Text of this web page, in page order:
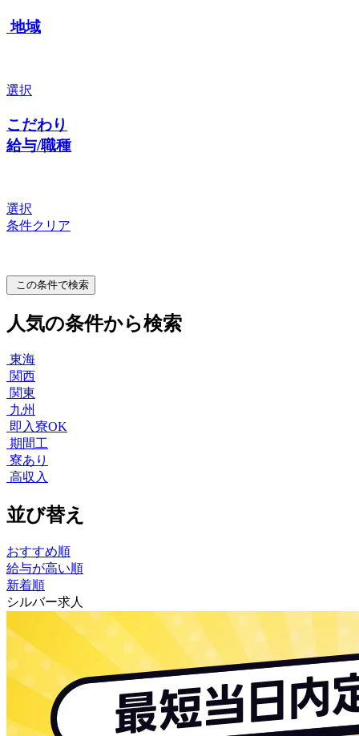
地域
選択
こだわり
給与/職種
選択
条件クリア
この条件で検索
人気の条件から検索
東海
関西
関東
九州
即入寮OK
期間工
寮あり
高収入
並び替え
おすすめ順
給与が高い順
新着順
シルバー求人